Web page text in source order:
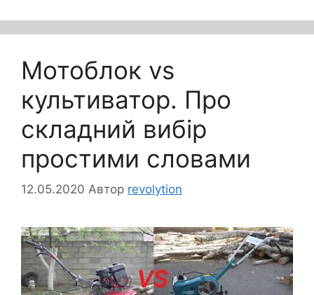
Мотоблок vs
культиватор. Про
складний вибір
простими словами
12.05.2020 Автор revolytion